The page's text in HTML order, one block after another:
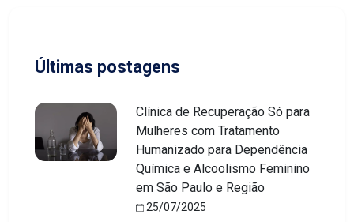
Últimas postagens
Clínica de Recuperação Só para
Mulheres com Tratamento
Humanizado para Dependência
Química e Alcoolismo Feminino
em São Paulo e Região
25/07/2025